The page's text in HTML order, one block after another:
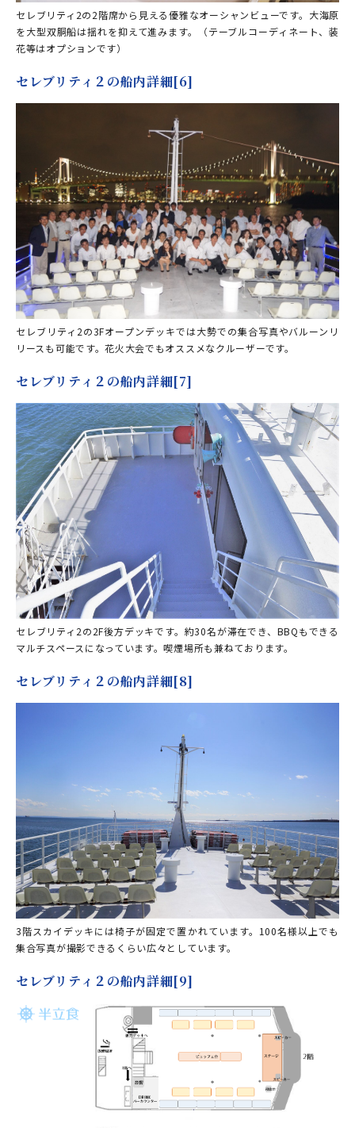
セレブリティ2の2階席から見える優雅なオーシャンビューです。大海原
を大型双胴船は揺れを抑えて進みます。（テーブルコーディネート、装
花等はオプションです）
セレブリティ２の船内詳細[6]
セレブリティ2の3Fオープンデッキでは大勢での集合写真やバルーンリ
リースも可能です。花火大会でもオススメなクルーザーです。
セレブリティ２の船内詳細[7]
セレブリティ2の2F後方デッキです。約30名が滞在でき、BBQもできる
マルチスペースになっています。喫煙場所も兼ねております。
セレブリティ２の船内詳細[8]
3階スカイデッキには椅子が固定で置かれています。100名様以上でも
集合写真が撮影できるくらい広々としています。
セレブリティ２の船内詳細[9]